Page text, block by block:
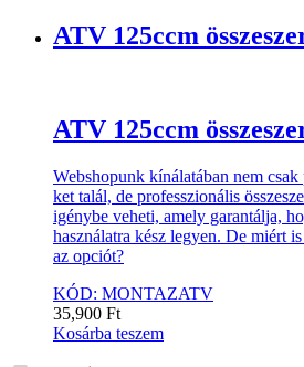
ATV 125ccm
ATV 125ccm
Webshopunk kínálatában nem
ket talál, de professzionális
igénybe veheti, amely garantálja,
használatra kész legyen. De miért
az opciót?
KÓD: MONTAZATV
35,900 Ft
Kosárba teszem